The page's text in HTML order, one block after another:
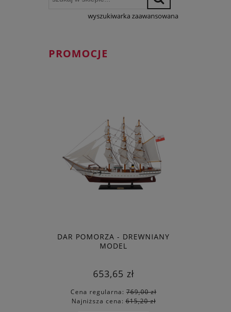
wyszukiwarka zaawansowana
PROMOCJE
DAR POMORZA - DREWNIANY
MODEL
653,65 zł
Cena regularna: 769,00 zł
Najniższa cena:615,20 zł